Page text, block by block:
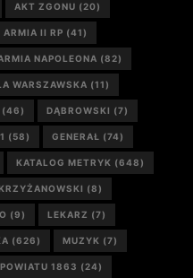
AKT ZGONU (20)
ARMIA II RP (41)
NAPOLEONA (82)
WARSZAWSKA (11)
(46) DĄBROWSKI (7)
(58) GENERAŁ (74)
KATALOG METRYK (648)
(8)
(9) LEKARZ (7)
(626) MUZYK (7)
1863 (24)